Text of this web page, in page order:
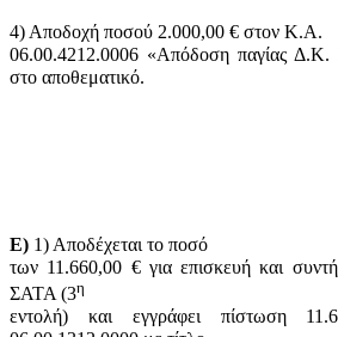
4) Αποδοχή ποσού 2.000,00 € στον Κ.Α.
06.00.4212.0006 «Απόδοση παγίας Δ.Κ.
στο αποθεματικό.
Ε) 1) Αποδέχεται το ποσό
των 11.660,00 € για επισκευή και
ΣΑΤΑ (3η
εντολή) και εγγράφει πίστωση